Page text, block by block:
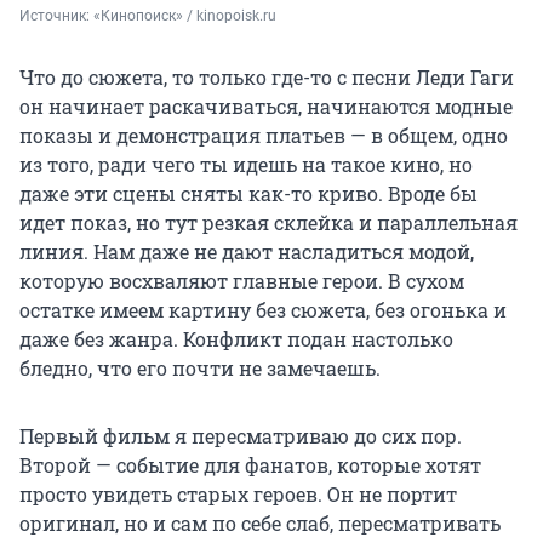
Источник: «Кинопоиск» / kinopoisk.ru
Что до сюжета, то только где-то с песни Леди Гаги
он начинает раскачиваться, начинаются модные
показы и демонстрация платьев — в общем, одно
из того, ради чего ты идешь на такое кино, но
даже эти сцены сняты как-то криво. Вроде бы
идет показ, но тут резкая склейка и параллельная
линия. Нам даже не дают насладиться модой,
которую восхваляют главные герои. В сухом
остатке имеем картину без сюжета, без огонька и
даже без жанра. Конфликт подан настолько
бледно, что его почти не замечаешь.
Первый фильм я пересматриваю до сих пор.
Второй — событие для фанатов, которые хотят
просто увидеть старых героев. Он не портит
оригинал, но и сам по себе слаб, пересматривать